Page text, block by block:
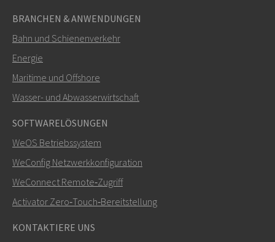
SENDEN
+46 16 42 80 00
info@westermo.com
hier klicken, um den technischen
Support zu kontaktieren
BRANCHEN & ANWENDUNGEN
Bahn und Schienenverkehr
Energie
Maritime und Offshore
Wasser- und Abwasserwirtschaft
SOFTWARELÖSUNGEN
WeOS Betriebssystem
WeConfig Netzwerkkonfiguration
WeConnect Remote‑Zugriff
Activator Zero‑Touch‑Bereitstellung
KONTAKTIERE UNS